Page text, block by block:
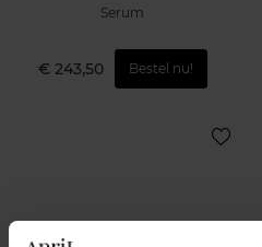
Serum
€ 243,50 Bestel nu!